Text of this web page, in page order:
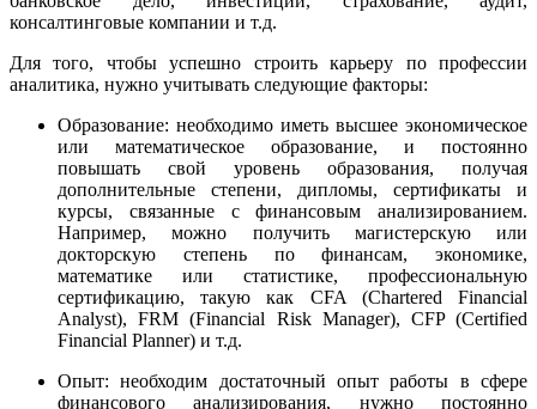
консалтинговые компании и т.д.
Для того, чтобы успешно строить карьеру по профессии
аналитика, нужно учитывать следующие факторы:
Образование: необходимо иметь высшее экономическое
или математическое образование, и постоянно
повышать свой уровень образования, получая
дополнительные степени, дипломы, сертификаты и
курсы, связанные с финансовым анализированием.
Например, можно получить магистерскую или
докторскую степень по финансам, экономике,
математике или статистике, профессиональную
сертификацию, такую как CFA (Chartered Financial
Analyst), FRM (Financial Risk Manager), CFP (Certified
Financial Planner) и т.д.
Опыт: необходим достаточный опыт работы в сфере
финансового анализирования, нужно постоянно